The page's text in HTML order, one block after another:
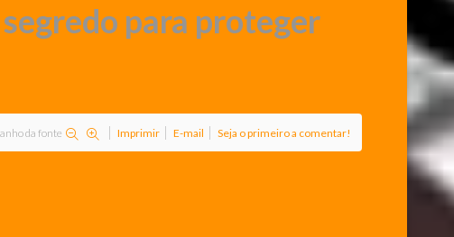
para proteger
da fonte Imprimir E-mail Seja o primeiro a comentar!